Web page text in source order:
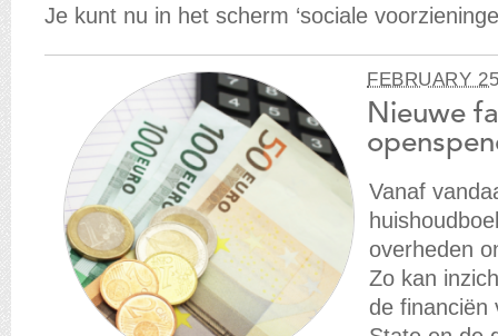
Je kunt nu in het scherm ‘sociale
Nieuwe
FEBRUARY
Vanaf
overheden
Zo kan
de financiën